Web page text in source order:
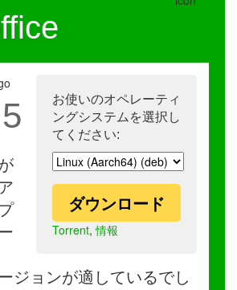
お使いのオペレーティ
ングシステムを選択し
てください:
ダウンロード
Torrent,情報
ジョンが適しているでし